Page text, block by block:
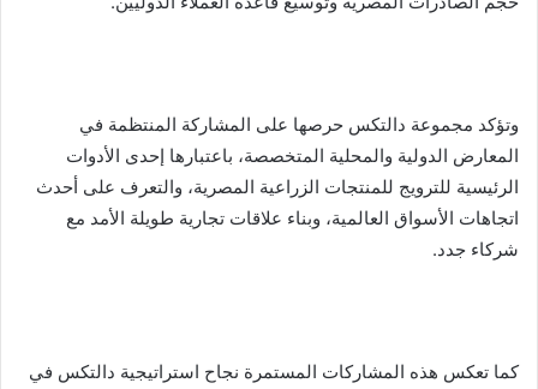
وتؤكد مجموعة دالتكس حرصها على المشاركة المنتظمة في
المعارض الدولية والمحلية المتخصصة، باعتبارها إحدى الأدوات
الرئيسية للترويج للمنتجات الزراعية المصرية، والتعرف على أحدث
اتجاهات الأسواق العالمية، وبناء علاقات تجارية طويلة الأمد مع
شركاء جدد.
كما تعكس هذه المشاركات المستمرة نجاح استراتيجية دالتكس في